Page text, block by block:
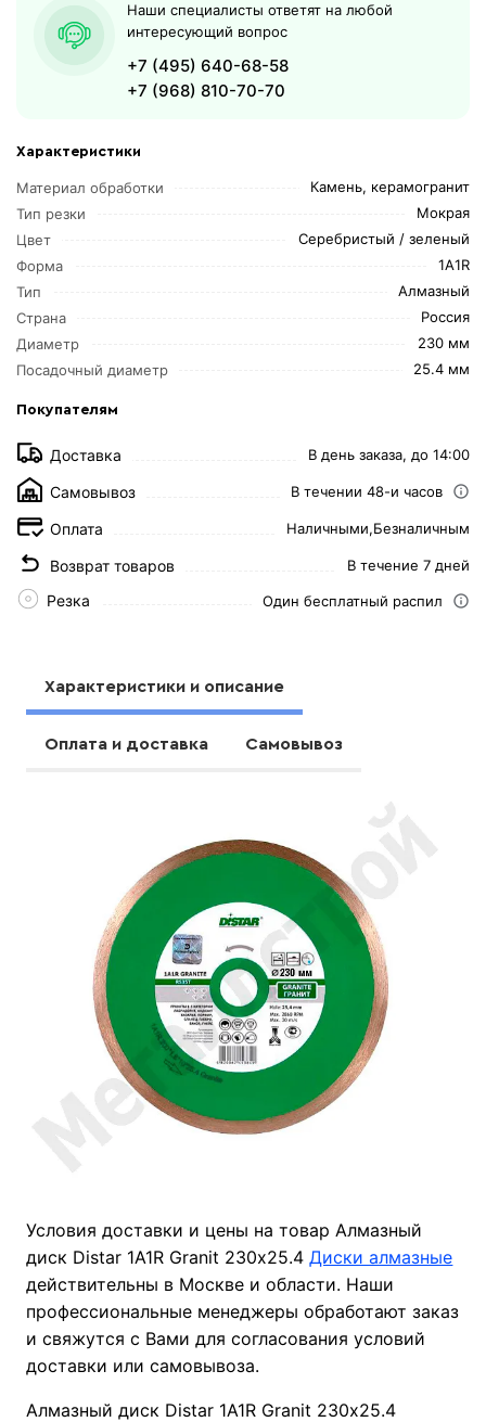
Характеристики
Материал обработки
Камень, керамогранит
Тип резки
Мокрая
Цвет
Серебристый / зеленый
Форма
1A1R
Тип
Алмазный
Страна
Россия
Диаметр
230 мм
Посадочный диаметр
25.4 мм
Покупателям
Доставка В день заказа, до 14:00
Самовывоз В течении 48-и часов
Оплата Наличными,Безналичным
Возврат товаров В течение 7 дней
Резка Один бесплатный распил
Наши специалисты ответят на любой
интересующий вопрос
+7 (495) 640-68-58
+7 (968) 810-70-70
Характеристики и описание
Оплата и доставка Самовывоз
Условия доставки и цены на товар Алмазный
диск Distar 1A1R Granit 230х25.4Диски алмазные
действительны в Москве и области. Наши
профессиональные менеджеры обработают заказ
и свяжутся с Вами для согласования условий
доставки или самовывоза.
Алмазный диск Distar 1A1R Granit 230х25.4